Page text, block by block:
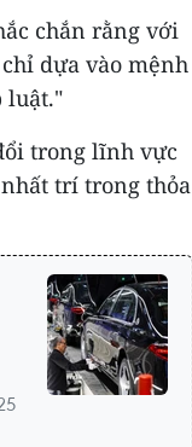
chắn rằng với
dựa vào mệnh
luật."
trong lĩnh vực
nhất trí trong thỏa